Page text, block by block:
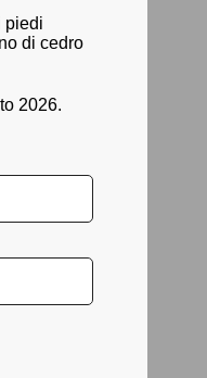
piedi
di cedro
2026.